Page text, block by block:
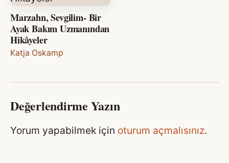
Marzahn, Sevgilim- Bir
Ayak Bakım Uzmanından
Hikâyeler
Katja Oskamp
Değerlendirme Yazın
Yorum yapabilmek için oturum açmalısınız.